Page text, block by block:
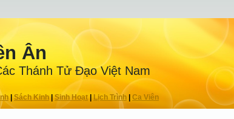
Ân
Thánh Tử Ðạo Việt Nam
Sách Kinh|Sinh Hoạt| Lịch Trình Ca Viên